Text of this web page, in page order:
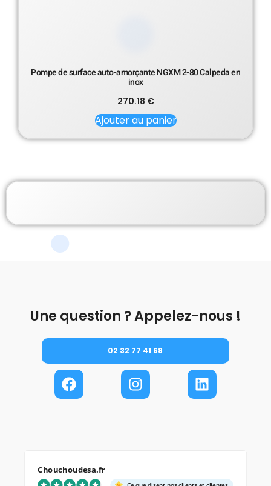
Pompe de surface auto-amorçante NGXM 2-80 Calpeda en
inox
270.18 €
Ajouter au panier
Une question ? Appelez-nous !
02 32 77 41 68
Chouchoudesa.fr